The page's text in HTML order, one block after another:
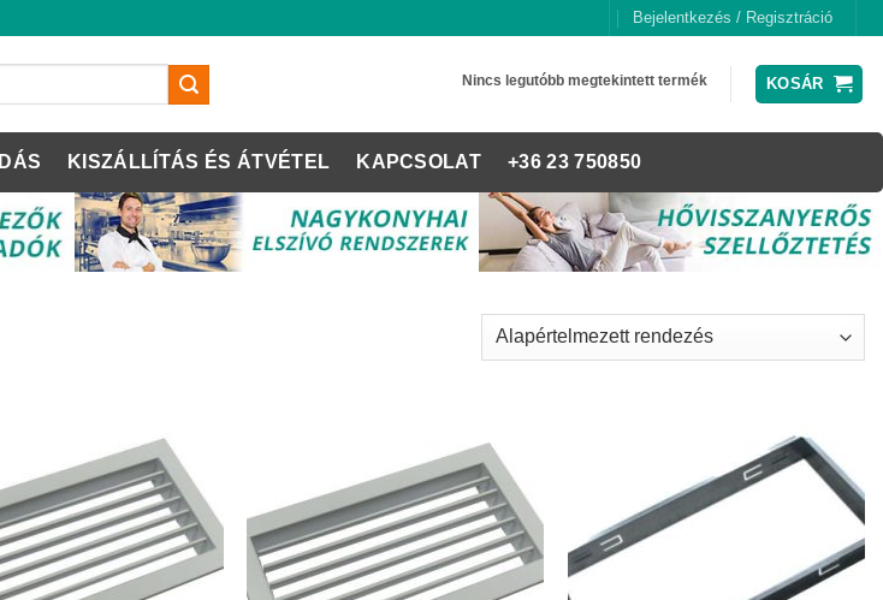
Bejelentkezés / Regisztráció
Nincs legutóbb megtekintett termék KOSÁR
KISZÁLLÍTÁS ÉS ÁTVÉTEL KAPCSOLAT +36 23 750850